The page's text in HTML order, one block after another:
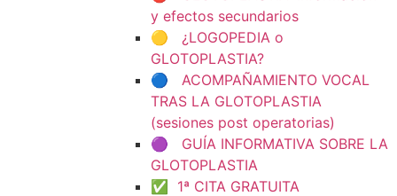
y efectos secundarios
🟡 ¿LOGOPEDIA o
GLOTOPLASTIA?
🔵 ACOMPAÑAMIENTO VOCAL
TRAS LA GLOTOPLASTIA
(sesiones post operatorias)
🟣 GUÍA INFORMATIVA SOBRE LA
GLOTOPLASTIA
✅ 1ª CITA GRATUITA